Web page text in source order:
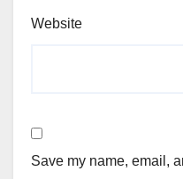
Website
Save my name, email,